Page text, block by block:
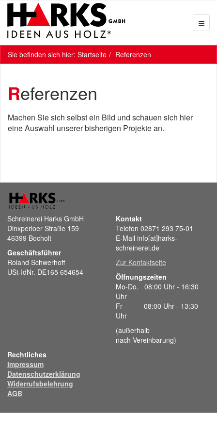
Sie befinden sich hier: Startseite Referenzen
Referenzen
Machen Sie sich selbst ein Bild und schauen sich hier
eine Auswahl unserer bisherigen Projekte an.
Schreinerei Harks GmbH
Dinxperloer Straße 159
46399 Bocholt
Geschäftsführer
Roland Schwerhoff
USt-IdNr. DE165 654654
Kontakt
Telefon 02871 293 75-01
E-Mail info[at]harks-
schreinerei.de
Zur Kontaktseite
Öffnungszeiten
Mo-Do. 08:00 Uhr - 16:30
Uhr
Fr 08:00 Uhr - 13:30
Uhr
(außerhalb
nach Vereinbarung)
Rechtliches
Impressum
Datenschutzerklärung
Widerrufsbelehrung
AGB